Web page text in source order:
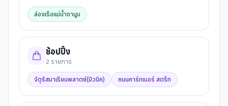
ล่องเรือแม่น้ำดานูบ
ช้อปปิ้ง
2 รายการ
จัตุรัสมาเรียนพลาตซ์(มิวนิค) ถนนคาร์ทเนอร์ สตรีท